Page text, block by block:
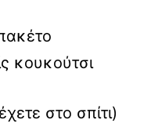
κουκούτσι
στο σπίτι)